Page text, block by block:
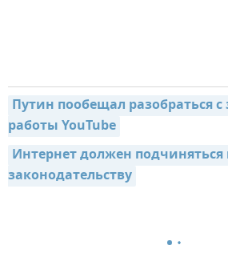
Путин пообещал разобраться
работы YouTube
Интернет должен
законодательству